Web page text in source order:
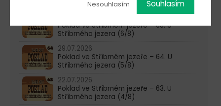
Poklad ve Stříbrném jezeře – 65. U
Stříbrného jezera (6/8)
29.07.2026
Poklad ve Stříbrném jezeře – 64. U
Stříbrného jezera (5/8)
22.07.2026
Poklad ve Stříbrném jezeře – 63. U
Stříbrného jezera (4/8)
Nesouhlasím Souhlasím